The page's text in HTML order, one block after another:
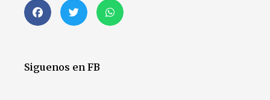
Siguenos en FB